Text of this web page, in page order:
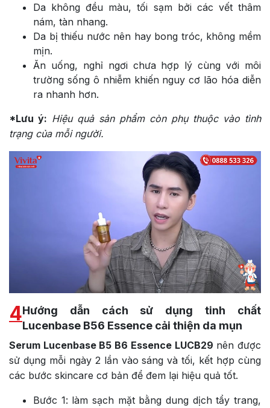
Da không đều màu, tối sạm bởi các vết thâm
nám, tàn nhang.
Da bị thiếu nước nên hay bong tróc, không mềm
mịn.
Ăn uống, nghỉ ngơi chưa hợp lý cùng với môi
trường sống ô nhiễm khiến nguy cơ lão hóa diễn
ra nhanh hơn.
*Lưu ý: Hiệu quả sản phẩm còn phụ thuộc vào tình
trạng của mỗi người.
4Hướng dẫn cách sử dụng tinh chất
Lucenbase B56 Essence cải thiện da mụn
Serum Lucenbase B5 B6 Essence LUCB29 nên được
sử dụng mỗi ngày 2 lần vào sáng và tối, kết hợp cùng
các bước skincare cơ bản để đem lại hiệu quả tốt.
Bước 1: làm sạch mặt bằng dung dịch tẩy trang,